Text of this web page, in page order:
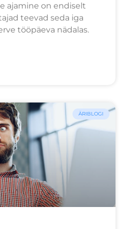
ajamine on endiselt
teevad seda iga
tööpäeva nädalas.
ÄRIBLOGI